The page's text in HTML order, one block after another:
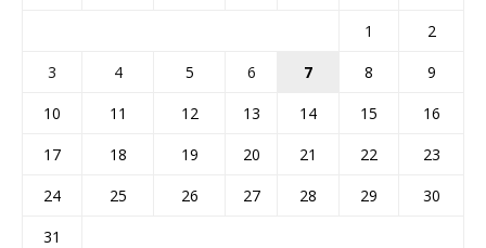
1
2
3
4 5 6 7 8
9
10
11 12 13 14 15
16
17
18 19 20 21 22
23
24
25 26 27 28 29
30
31